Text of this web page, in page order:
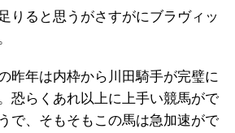
りると思うがさすがにブラヴィッ
昨年は内枠から川田騎手が完璧に
恐らくあれ以上に上手い競馬がで
で、そもそもこの馬は急加速がで